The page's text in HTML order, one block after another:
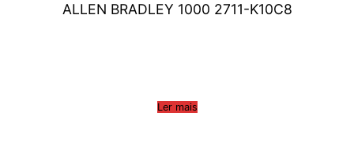
ALLEN BRADLEY 1000 2711-K10C8
Ler mais